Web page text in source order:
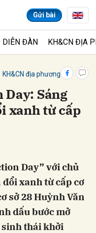
Gửi bài
DIỄN ĐÀN KH&CN ĐỊA
KH&CN địa phương
Sáng
xanh từ cấp
Day” với chủ
xanh từ cấp cơ
sở 28 Huỳnh Văn
dấu bước mở
thái khởi
Hủy Gửi